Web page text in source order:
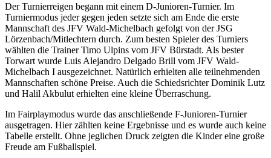
Der Turnierreigen begann mit einem D-Junioren-Turnier. Im
Turniermodus jeder gegen jeden setzte sich am Ende die erste
Mannschaft des JFV Wald-Michelbach gefolgt von der JSG
Lörzenbach/Mitlechtern durch. Zum besten Spieler des Turniers
wählten die Trainer Timo Ulpins vom JFV Bürstadt. Als bester
Torwart wurde Luis Alejandro Delgado Brill vom JFV Wald-
Michelbach I ausgezeichnet. Natürlich erhielten alle teilnehmenden
Mannschaften schöne Preise. Auch die Schiedsrichter Dominik Lutz
und Halil Akbulut erhielten eine kleine Überraschung.
Im Fairplaymodus wurde das anschließende F-Junioren-Turnier
ausgetragen. Hier zählten keine Ergebnisse und es wurde auch keine
Tabelle erstellt. Ohne jeglichen Druck zeigten die Kinder eine große
Freude am Fußballspiel.